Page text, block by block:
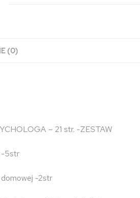
(0)
– 21 str. -ZESTAW
-5str
domowej -2str